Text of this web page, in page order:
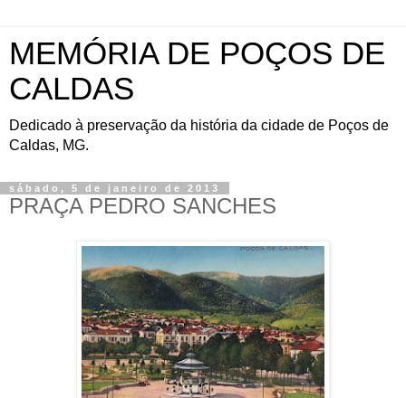
MEMÓRIA DE POÇOS DE
CALDAS
Dedicado à preservação da história da cidade de Poços de
Caldas, MG.
sábado, 5 de janeiro de 2013
PRAÇA PEDRO SANCHES